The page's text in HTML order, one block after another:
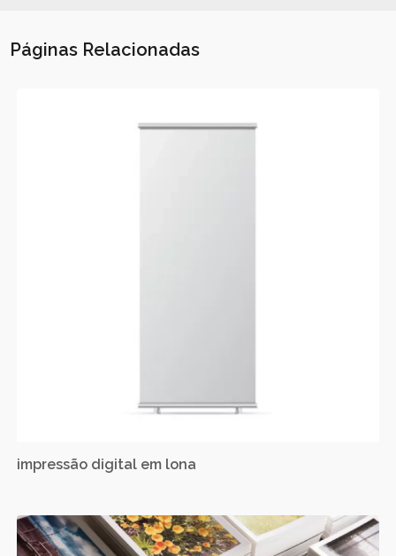
Páginas Relacionadas
impressão digital em lona